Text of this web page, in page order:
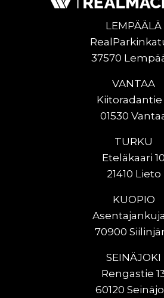
LEMPÄÄLÄ
37570
VANTAA
Kiitoradantie
01530
TURKU
Eteläkaari 10
21410 Lieto
KUOPIO
70900
SEINÄJOKI
Rengastie
60120